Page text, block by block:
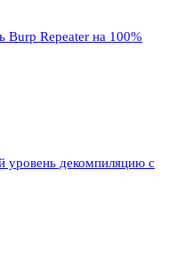
Burp Repeater на 100%
декомпиляцию с